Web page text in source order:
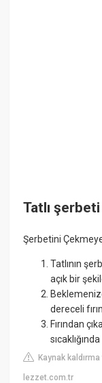
Tatlı
Şerbetini
Tatlının
açık bir
dereceli
Fırından
Kaynak
lezzet.com.tr